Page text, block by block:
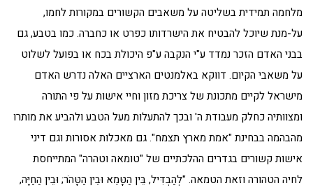
מלחמה תמידית בשליטה על משאבים הקשורים במקורות לחמו,
על-מנת שיוכל להבטיח את הישרדותו כפרט או כחברה. כמו בטבע, גם
בבני האדם הזכר נמדד ע"י הנקבה ע"פ היכולת בכח או בפועל לשלוט
על משאבי הקיום. דווקא באלמנטים הארציים האלה נדרש האדם
מישראל לקיים מתכונת של צריכת מזון וחיי אישות על פי התורה
ומצוותיה כחלק מעבודת ה' ובכך להתעלות מעל הטבע ולהביע את מותרו
מהבהמה בבחינת "אמת מארץ תצמח". גם מאכלות אסורות וגם דיני
אישות קשורים בגדרים ההלכתיים של "טומאה וטהרה" המתייחסת
לחיה הטהורה וזאת הטמאה. "לְהַבְדִּיל, בֵּין הַטָּמֵא וּבֵין הַטָּהֹר; וּבֵין הַחַיָּה,